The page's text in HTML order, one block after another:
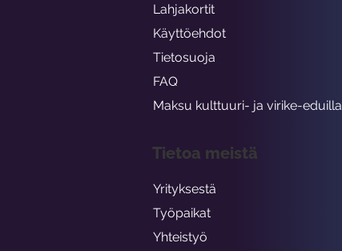
Lahjakortit
Käyttöehdot
Tietosuoja
FAQ
Maksu kulttuuri- ja virike-eduilla
Tietoa meistä
Yrityksestä
Työpaikat
Yhteistyö